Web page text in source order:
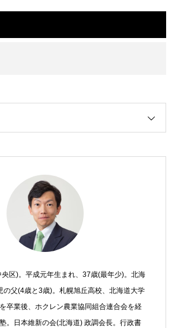
区)。平成元年生まれ、37歳(最年少)。北海
の父(4歳と3歳)。札幌旭丘高校、北海道大学
卒業後、ホクレン農業協同組合連合会を経
。日本維新の会(北海道) 政調会長。行政書